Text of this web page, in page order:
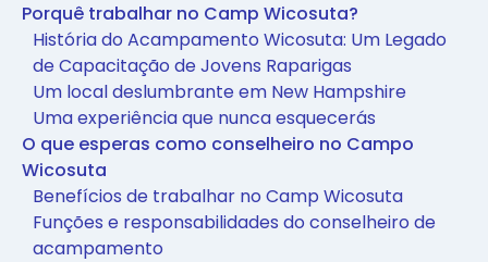
Porquê trabalhar no Camp Wicosuta?
História do Acampamento Wicosuta: Um Legado
de Capacitação de Jovens Raparigas
Um local deslumbrante em New Hampshire
Uma experiência que nunca esquecerás
O que esperas como conselheiro no Campo
Wicosuta
Benefícios de trabalhar no Camp Wicosuta
Funções e responsabilidades do conselheiro de
acampamento